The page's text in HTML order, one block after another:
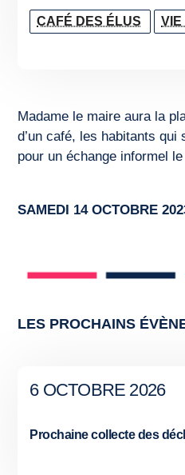
CAFÉ DES ÉLUS VIE
Madame le maire aura la
d’un café, les habitants
pour un échange informel le
SAMEDI 14 OCTOBRE
LES PROCHAINS
6 OCTOBRE 2026
Prochaine collecte des